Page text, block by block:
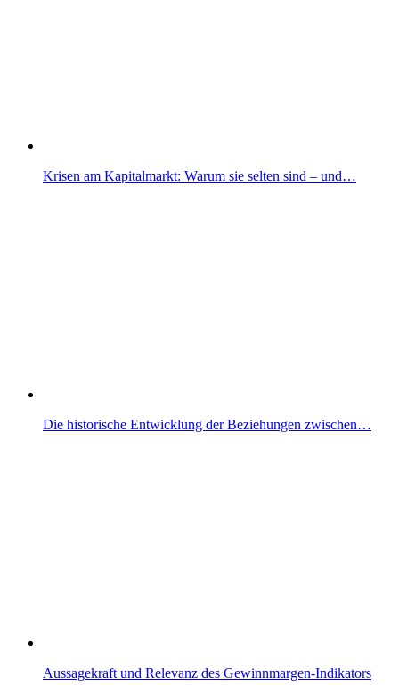
Krisen am Kapitalmarkt: Warum sie selten sind – und…
Die historische Entwicklung der Beziehungen zwischen…
Aussagekraft und Relevanz des Gewinnmargen-Indikators